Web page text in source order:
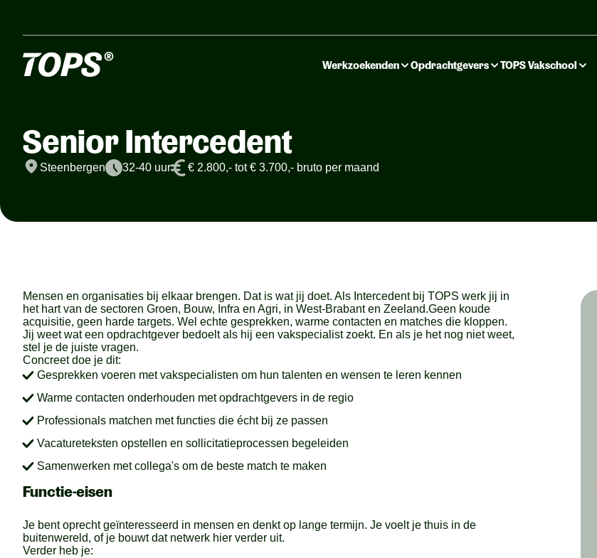
Werkzoekenden Opdrachtgevers TOPS Vakschool
Senior Intercedent
Steenbergen 32-40 uur € 2.800,- tot € 3.700,- bruto per maand
Mensen en organisaties bij elkaar brengen. Dat is wat jij doet. Als Intercedent bij TOPS werk jij in
het hart van de sectoren Groen, Bouw, Infra en Agri, in West-Brabant en Zeeland.Geen koude
acquisitie, geen harde targets. Wel echte gesprekken, warme contacten en matches die kloppen.
Jij weet wat een opdrachtgever bedoelt als hij een vakspecialist zoekt. En als je het nog niet weet,
stel je de juiste vragen.
Concreet doe je dit:
Gesprekken voeren met vakspecialisten om hun talenten en wensen te leren kennen
Warme contacten onderhouden met opdrachtgevers in de regio
Professionals matchen met functies die écht bij ze passen
Vacatureteksten opstellen en sollicitatieprocessen begeleiden
Samenwerken met collega's om de beste match te maken
Functie-eisen
Je bent oprecht geïnteresseerd in mensen en denkt op lange termijn. Je voelt je thuis in de
buitenwereld, of je bouwt dat netwerk hier verder uit.
Verder heb je: